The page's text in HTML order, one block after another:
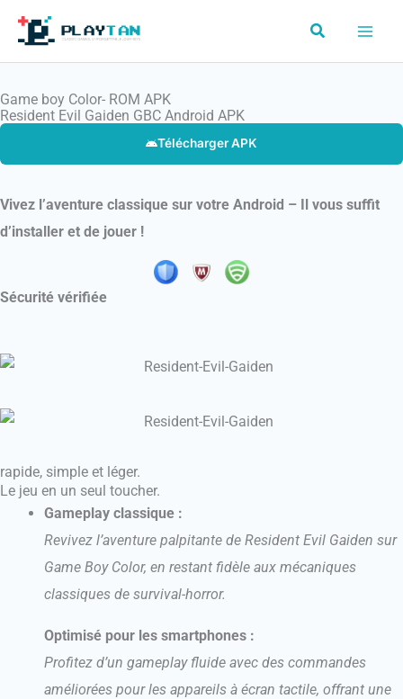
Aller
contenu
Rechercher
Game boy Color- ROM APK
Resident Evil Gaiden GBC Android APK
Télécharger APK
Vivez l’aventure classique sur votre Android – Il vous suffit
d’installer et de jouer !
Sécurité vérifiée
rapide, simple et léger.
Le jeu en un seul toucher.
Gameplay classique :
Revivez l’aventure palpitante de Resident Evil Gaiden sur
Game Boy Color, en restant fidèle aux mécaniques
classiques de survival-horror.
Optimisé pour les smartphones :
Profitez d’un gameplay fluide avec des commandes
améliorées pour les appareils à écran tactile, offrant une